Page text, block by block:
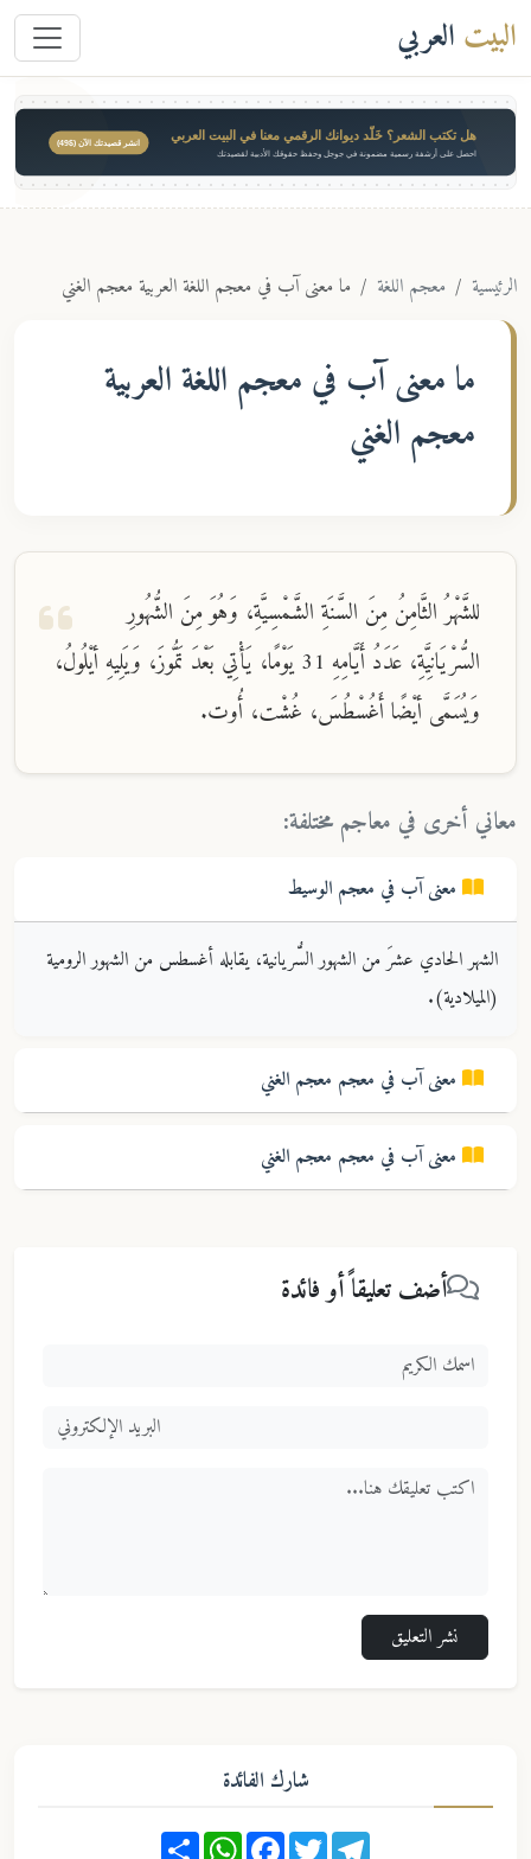
البيت العربي
هل تكتب الشعر؟ خَلّد ديوانك الرقمي معنا في البيت العربي
احصل على أرشفة رسمية مضمونة في جوجل وحفظ حقوقك الأدبية لقصيدتك
انشر قصيدتك الآن ($49)
الرئيسية معجم اللغة ما معنى آب في معجم اللغة العربية معجم الغني
ما معنىآب في معجم اللغة العربية
معجم الغني
للشَّهْرُ الثَّامِنُ مِنَ السَّنَةِ الشَّمْسِيَّةِ، وَهُوَ مِنَ الشُّهُورِ
السُّرْيَانِيَّةِ، عَدَدُ أَيَّامِهِ 31 يَوْمًا، يَأْتِي بَعْدَ تَمُّوزَ، وَيَلِيهِ أيْلُولُ،
وَيُسَمَّى أيْضًا أَغُسْطُسَ، غُشْت، أُوت.
معاني أخرى في معاجم مختلفة:
آب في معجم الوسيط
الشهر الحادي عشرَ من الشهور السُّريانية، يقابله أغسطس من الشهور الرومية
(الميلادية).
آب في معجم معجم الغني
آب في معجم معجم الغني
أضف تعليقاً أو فائدة
نشر التعليق
شارك الفائدة
Share
WhatsAppFacebookTwitterTelegram